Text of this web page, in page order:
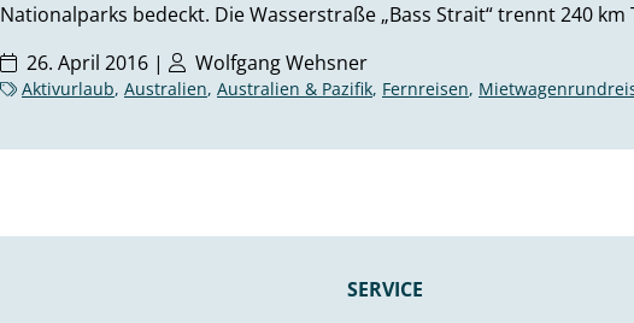
Nationalparks bedeckt. Die Wasserstraße „Bass Strait“ trennt 240
26. April 2016 |
Wolfgang Wehsner
Aktivurlaub, Australien, Australien & Pazifik, Fernreisen,
SERVICE